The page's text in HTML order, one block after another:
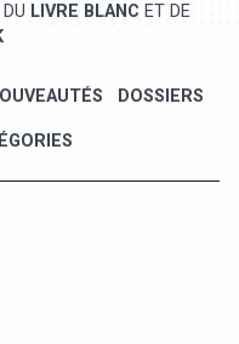
LIVRE BLANC ET DE
DOSSIERS